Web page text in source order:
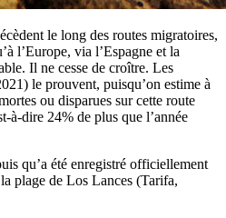
le long des routes migratoires,
l’Europe, via l’Espagne et la
Il ne cesse de croître. Les
le prouvent, puisqu’on estime à
ou disparues sur cette route
à-dire 24% de plus que l’année
qu’a été enregistré officiellement
plage de Los Lances (Tarifa,